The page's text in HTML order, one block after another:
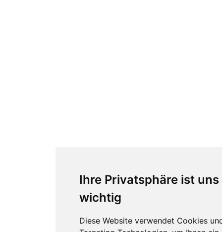
Ihre Privatsphäre ist uns
wichtig
Diese Website verwendet Cookies